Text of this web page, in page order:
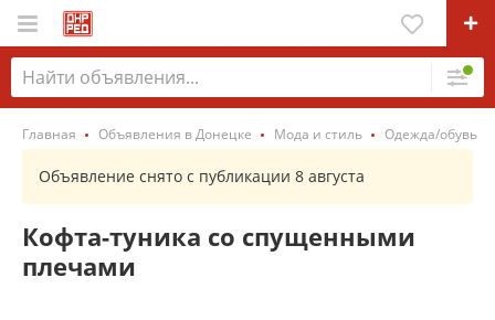
Главная Объявления в Донецке Мода и стиль Одежда/обувь
Объявление снято с публикации 8 августа
Кофта-туника со спущенными
плечами